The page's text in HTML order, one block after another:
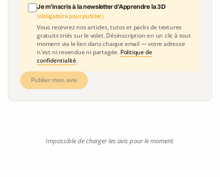
Je m'inscris à la newsletter d'Apprendre la 3D
(obligatoire pour publier)
Vous recevrez nos articles, tutos et packs de textures
gratuits triés sur le volet. Désinscription en un clic à tout
moment via le lien dans chaque email — votre adresse
n'est ni revendue ni partagée. Politique de
confidentialité.
Publier mon avis
Impossible de charger les avis pour le moment.